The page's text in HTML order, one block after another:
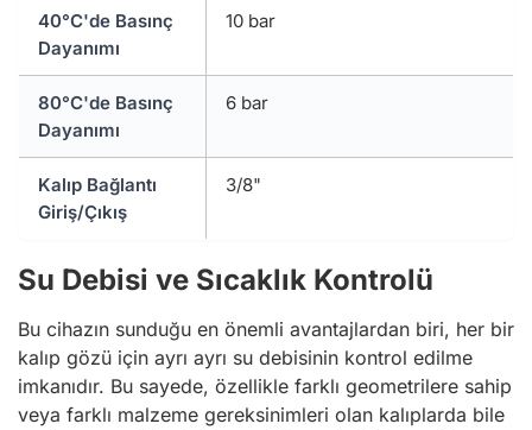
40°C'de Basınç
Dayanımı
10 bar
80°C'de Basınç
Dayanımı
6 bar
Kalıp Bağlantı
Giriş/Çıkış
3/8"
Su Debisi ve Sıcaklık Kontrolü
Bu cihazın sunduğu en önemli avantajlardan biri, her bir
kalıp gözü için ayrı ayrı su debisinin kontrol edilme
imkanıdır. Bu sayede, özellikle farklı geometrilere sahip
veya farklı malzeme gereksinimleri olan kalıplarda bile